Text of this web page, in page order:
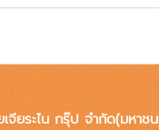
จียระไน กรุ๊ป จำกัด(มหาช